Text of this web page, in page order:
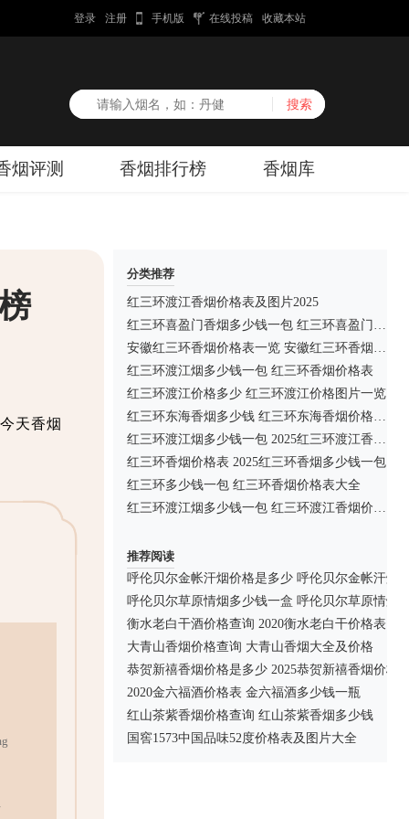
登录 注册 手机版 在线投稿 收藏本站
烟评测 香烟排行榜 香烟库
天香烟
分类推荐
红三环渡江香烟价格表及图片2025
红三环喜盈门香烟多少钱一包 红三环喜盈门香烟价格表图片
安徽红三环香烟价格表一览 安徽红三环香烟多少钱一包
红三环渡江烟多少钱一包 红三环香烟价格表
红三环渡江价格多少 红三环渡江价格图片一览
红三环东海香烟多少钱 红三环东海香烟价格表2025
红三环渡江烟多少钱一包 2025红三环渡江香烟图片及价格
红三环香烟价格表 2025红三环香烟多少钱一包
红三环多少钱一包 红三环香烟价格表大全
红三环渡江烟多少钱一包 红三环渡江香烟价格表介绍
推荐阅读
呼伦贝尔金帐汗烟价格是多少 呼伦贝尔金帐汗烟
呼伦贝尔草原情烟多少钱一盒 呼伦贝尔草原情烟
衡水老白干酒价格查询 2020衡水老白干价格表
大青山香烟价格查询 大青山香烟大全及价格
恭贺新禧香烟价格是多少 2025恭贺新禧香烟价格
2020金六福酒价格表 金六福酒多少钱一瓶
红山茶紫香烟价格查询 红山茶紫香烟多少钱
国窖1573中国品味52度价格表及图片大全